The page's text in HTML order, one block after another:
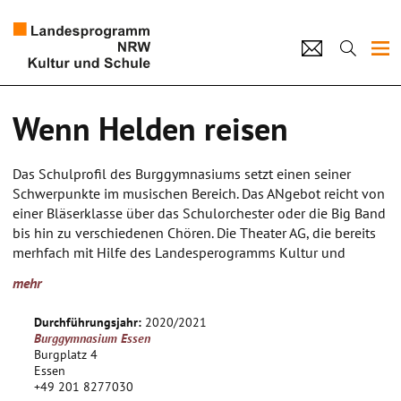
Künstlerpool
Schulen
Kultur und Schule
Wenn Helden reisen
Das Schulprofil des Burggymnasiums setzt einen seiner
Schwerpunkte im musischen Bereich. Das ANgebot reicht von
einer Bläserklasse über das Schulorchester oder die Big Band
bis hin zu verschiedenen Chören. Die Theater AG, die bereits
merhfach mit Hilfe des Landesperogramms Kultur und
Bereich seit einigen Jahren mit großen Erfolg. Das Angebot
in den vergangenen Jahren entwickelten Stücke wurden auf
den Essener Schultheatertagen präsentiert. Daher möchte die
Schule auch im kommenden schuljahr gern wieder ien
Theaterangebot installieren. Das geplante Tanz- und
mehr
Durchführungsjahr: 2020/2021
Burggymnasium Essen
Burgplatz 4
Essen
+49 201 8277030